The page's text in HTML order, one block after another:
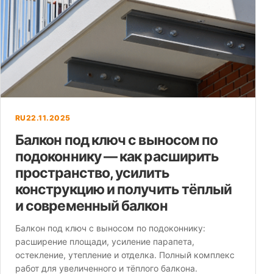
RU22.11.2025
Балкон под ключ с выносом по
подоконнику — как расширить
пространство, усилить
конструкцию и получить тёплый
и современный балкон
Балкон под ключ с выносом по подоконнику:
расширение площади, усиление парапета,
остекление, утепление и отделка. Полный комплекс
работ для увеличенного и тёплого балкона.